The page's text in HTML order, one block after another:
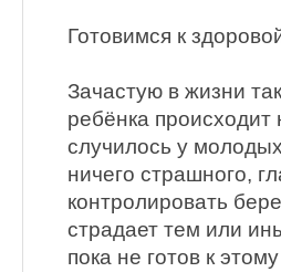
Готовимся к
Зачастую в жизни
ребёнка
случилось у
ничего страшного,
контролировать
страдает тем или
пока не готов к